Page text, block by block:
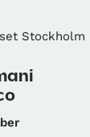
Stockholm